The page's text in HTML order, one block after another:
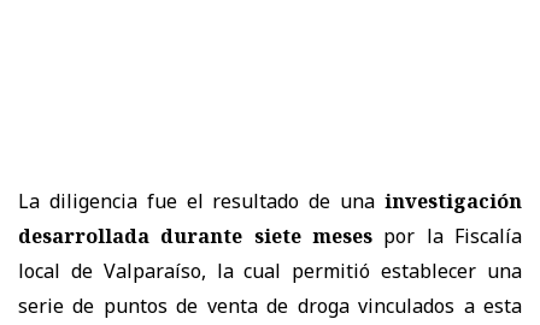
La diligencia fue el resultado de una investigación
desarrollada durante siete meses por la Fiscalía
local de Valparaíso, la cual permitió establecer una
serie de puntos de venta de droga vinculados a esta